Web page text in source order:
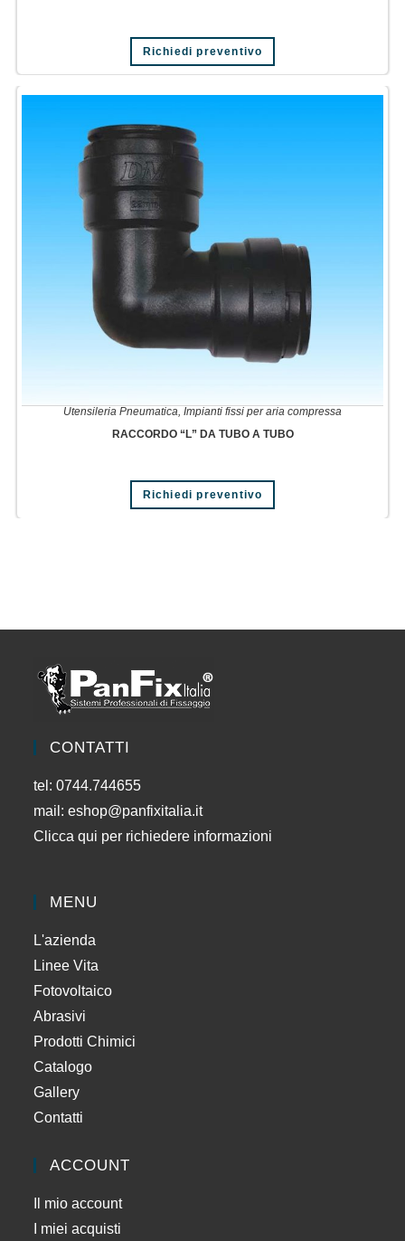
Richiedi preventivo
Utensileria Pneumatica, Impianti fissi per aria compressa
RACCORDO “L” DA TUBO A TUBO
Richiedi preventivo
CONTATTI
tel: 0744.744655
mail:eshop@panfixitalia.it
Clicca qui per richiedere informazioni
MENU
L'azienda
Linee Vita
Fotovoltaico
Abrasivi
Prodotti Chimici
Catalogo
Gallery
Contatti
ACCOUNT
Il mio account
I miei acquisti